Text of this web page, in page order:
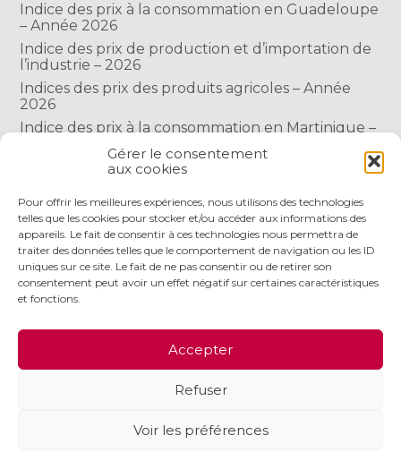
Gérer le consentement
aux cookies
Pour offrir les meilleures expériences, nous utilisons des technologies
telles que les cookies pour stocker et/ou accéder aux informations des
appareils. Le fait de consentir à ces technologies nous permettra de
traiter des données telles que le comportement de navigation ou les ID
uniques sur ce site. Le fait de ne pas consentir ou de retirer son
consentement peut avoir un effet négatif sur certaines caractéristiques
et fonctions.
Accepter
Refuser
Voir les préférences
Indice des prix à la consommation en Guadeloupe
– Année 2026
Indice des prix de production et d’importation de
l’industrie – 2026
Indices des prix des produits agricoles – Année
2026
Indice des prix à la consommation en Martinique –
Indice des prix à la consommation à Mayotte –
COMMENTAIRES RÉCENTS
Footer
NOS SERVICES
ACTUALITÉS
RECRUTEMENT CONTACT
MENTIONS LÉGALES